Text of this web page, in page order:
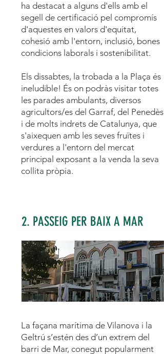
ha destacat a alguns d'ells amb el
segell de certificació pel compromís
d'aquestes en valors d'equitat,
cohesió amb l'entorn, inclusió, bones
condicions laborals i sostenibilitat.
Els dissabtes, la trobada a la Plaça és
ineludible! És on podràs visitar totes
les parades ambulants, diversos
agricultors/es del Garraf, del Penedès
i de molts indrets de Catalunya, que
s'aixequen amb les seves fruïtes i
verdures a l'entorn del mercat
principal exposant a la venda la seva
collita pròpia.
2. PASSEIG PER BAIX A MAR
La façana marítima de Vilanova i la
Geltrú s’estén des d’un extrem del
barri de Mar, conegut popularment